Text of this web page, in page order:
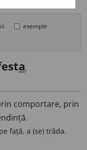
exemple
a,
comportare, prin
față, a (se) trăda.